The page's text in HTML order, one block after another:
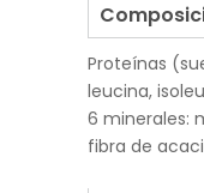
Proteínas
leucina,
6 minerales:
fibra de